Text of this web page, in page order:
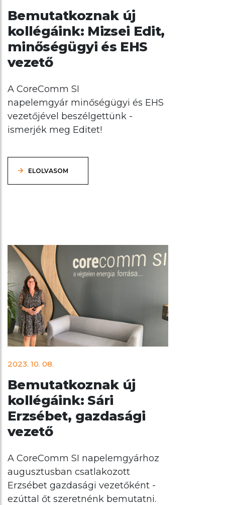
Bemutatkoznak új
kollégáink: Mizsei Edit,
minőségügyi és EHS
vezető
A CoreComm SI
napelemgyár minőségügyi és EHS
vezetőjével beszélgettünk -
ismerjék meg Editet!
ELOLVASOM
2023. 10. 08.
Bemutatkoznak új
kollégáink: Sári
Erzsébet, gazdasági
vezető
A CoreComm SI napelemgyárhoz
augusztusban csatlakozott
Erzsébet gazdasági vezetőként -
ezúttal őt szeretnénk bemutatni.